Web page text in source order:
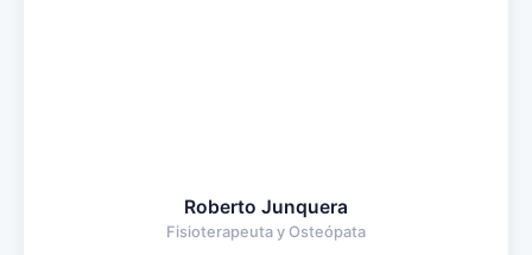
Roberto Junquera
Fisioterapeuta y Osteópata